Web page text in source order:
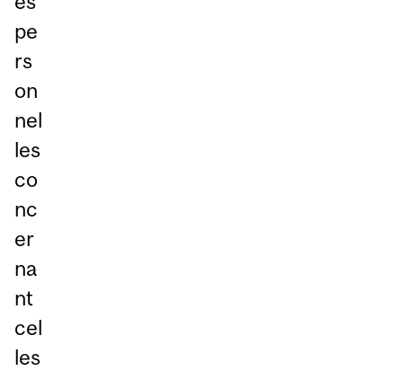
pe
rs
on
nel
les
co
nc
er
na
nt
cel
les